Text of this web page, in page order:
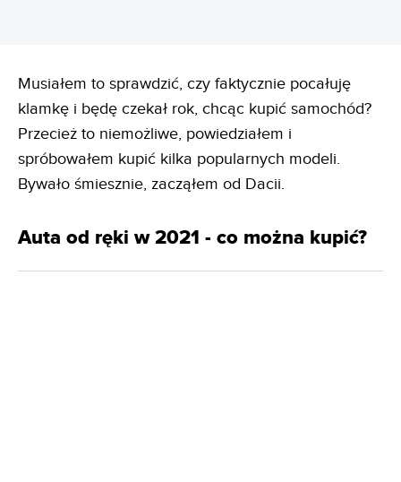
Musiałem to sprawdzić, czy faktycznie pocałuję
klamkę i będę czekał rok, chcąc kupić samochód?
Przecież to niemożliwe, powiedziałem i
spróbowałem kupić kilka popularnych modeli.
Bywało śmiesznie, zacząłem od Dacii.
Auta od ręki w 2021 - co można kupić?